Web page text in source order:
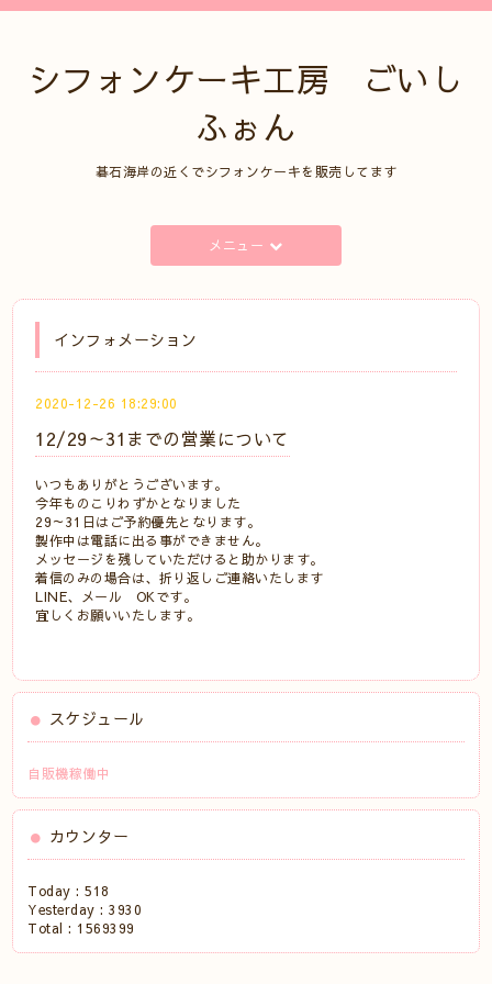
シフォンケーキ工房 ごいし
ふぉん
碁石海岸の近くでシフォンケーキを販売してます
メニュー
インフォメーション
2020-12-26 18:29:00
12/29～31までの営業について
いつもありがとうございます。
今年ものこりわずかとなりました
29～31日はご予約優先となります。
製作中は電話に出る事ができません。
メッセージを残していただけると助かります。
着信のみの場合は、折り返しご連絡いたします
LINE、メール OKです。
宜しくお願いいたします。
スケジュール
自販機稼働中
カウンター
Today :518
Yesterday :3930
Total : 1569399